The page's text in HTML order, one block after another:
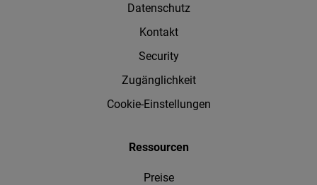
Datenschutz
Kontakt
Security
Zugänglichkeit
Cookie-Einstellungen
Ressourcen
Preise